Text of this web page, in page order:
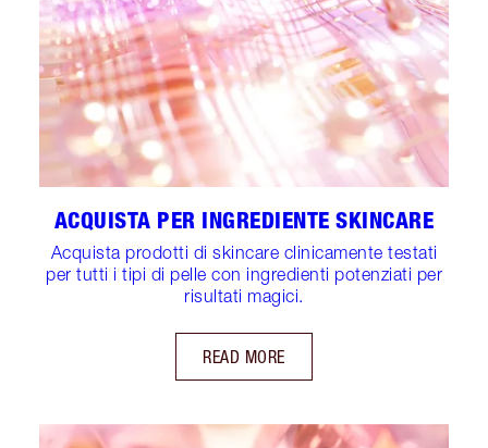
ACQUISTA PER INGREDIENTE SKINCARE
Acquista prodotti di skincare clinicamente testati
per tutti i tipi di pelle con ingredienti potenziati per
risultati magici.
READ MORE